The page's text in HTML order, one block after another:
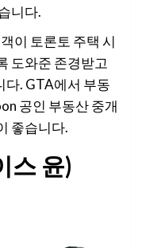
니다.
이 토론토 주택 시
도와준 존경받고
다. GTA에서 부동
공인 부동산 중개
좋습니다.
스 윤)